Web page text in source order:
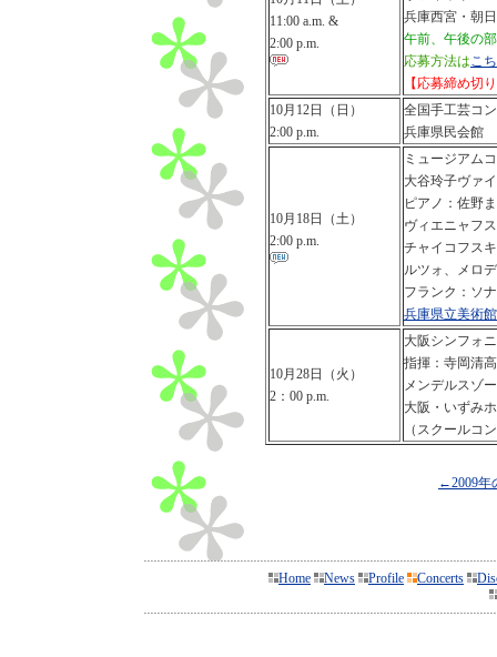
11:00 a.m. &
2:00 p.m.
兵庫西宮・朝
午前、午後の
応募方法はこ
【応募締め切
10月12日（日）
2:00 p.m.
全国手工芸コ
兵庫県民会館
10月18日（土）
2:00 p.m.
ミュージアム
大谷玲子ヴァ
ピアノ：佐野
ヴィエニャフ
チャイコフス
ルツォ、メロ
フランク：ソ
兵庫県立美術館
10月28日（火）
2：00 p.m.
大阪シンフォ
指揮：寺岡清
メンデルスゾ
大阪・いずみ
（スクールコ
←2009年
Home News Profile Concerts